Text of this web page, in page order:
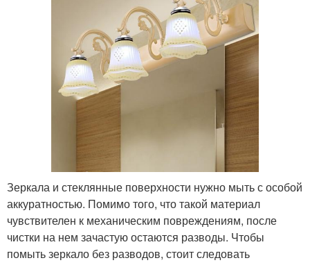
Зеркала и стеклянные поверхности нужно мыть с особой
аккуратностью. Помимо того, что такой материал
чувствителен к механическим повреждениям, после
чистки на нем зачастую остаются разводы. Чтобы
помыть зеркало без разводов, стоит следовать